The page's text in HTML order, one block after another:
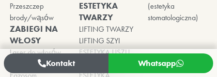
Przeszczep
brody/wąsów
ZABIEGI NA
WŁOSY
Laser do włosów
ACell+ PRP
ESTETYKA
TWARZY
LIFTING TWARZY
LIFTING SZYI
ESTETYKA USZU
(estetyka
stomatologiczna)
Kontakt Whatsapp